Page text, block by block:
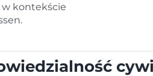
kontekście
.